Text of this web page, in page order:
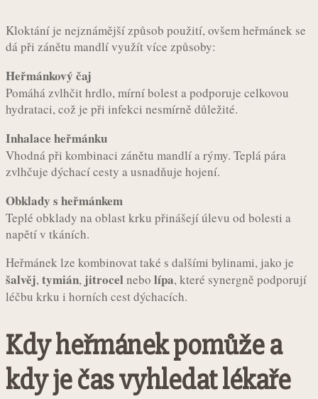
Kloktání je nejznámější způsob použití, ovšem heřmánek se
dá při zánětu mandlí využít více způsoby:
Heřmánkový čaj
Pomáhá zvlhčit hrdlo, mírní bolest a podporuje celkovou
hydrataci, což je při infekci nesmírně důležité.
Inhalace heřmánku
Vhodná při kombinaci zánětu mandlí a rýmy. Teplá pára
zvlhčuje dýchací cesty a usnadňuje hojení.
Obklady s heřmánkem
Teplé obklady na oblast krku přinášejí úlevu od bolesti a
napětí v tkáních.
Heřmánek lze kombinovat také s dalšími bylinami, jako je
šalvěj,tymián, jitrocel nebo lípa, které synergně podporují
léčbu krku i horních cest dýchacích.
Kdy heřmánek pomůže a
kdy je čas vyhledat lékaře